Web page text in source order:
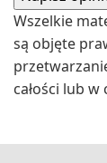
Wszelkie
są objęte
całości lub